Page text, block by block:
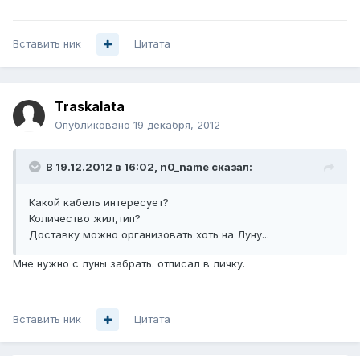
Вставить ник Цитата
Traskalata
Опубликовано 19 декабря, 2012
В 19.12.2012 в 16:02, n0_name сказал:
Какой кабель интересует?
Количество жил,тип?
Доставку можно организовать хоть на Луну...
Мне нужно с луны забрать. отписал в личку.
Вставить ник Цитата